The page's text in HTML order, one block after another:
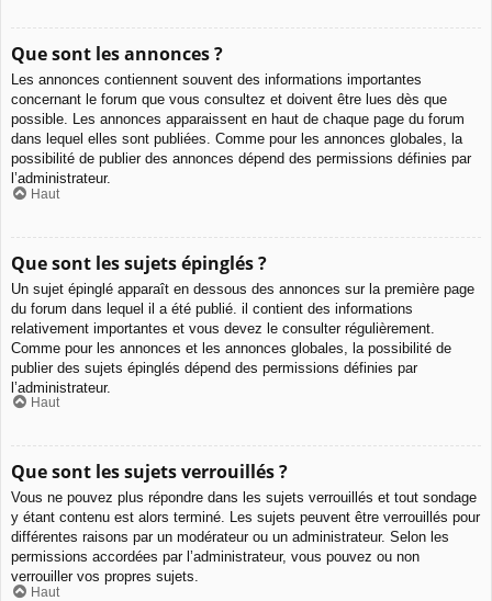
Que sont les annonces ?
Les annonces contiennent souvent des informations importantes
concernant le forum que vous consultez et doivent être lues dès que
possible. Les annonces apparaissent en haut de chaque page du forum
dans lequel elles sont publiées. Comme pour les annonces globales, la
possibilité de publier des annonces dépend des permissions définies par
l’administrateur.
Haut
Que sont les sujets épinglés ?
Un sujet épinglé apparaît en dessous des annonces sur la première page
du forum dans lequel il a été publié. il contient des informations
relativement importantes et vous devez le consulter régulièrement.
Comme pour les annonces et les annonces globales, la possibilité de
publier des sujets épinglés dépend des permissions définies par
l’administrateur.
Haut
Que sont les sujets verrouillés ?
Vous ne pouvez plus répondre dans les sujets verrouillés et tout sondage
y étant contenu est alors terminé. Les sujets peuvent être verrouillés pour
différentes raisons par un modérateur ou un administrateur. Selon les
permissions accordées par l’administrateur, vous pouvez ou non
verrouiller vos propres sujets.
Haut